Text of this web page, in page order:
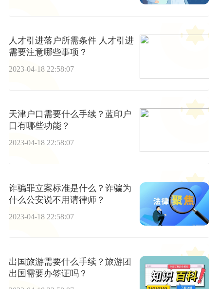
人才引进落户所需条件 人才引进
需要注意哪些事项？
2023-04-18 22:58:07
天津户口需要什么手续？蓝印户
口有哪些功能？
2023-04-18 22:58:07
诈骗罪立案标准是什么？诈骗为
什么公安说不用请律师？
2023-04-18 22:58:07
出国旅游需要什么手续？旅游团
出国需要办签证吗？